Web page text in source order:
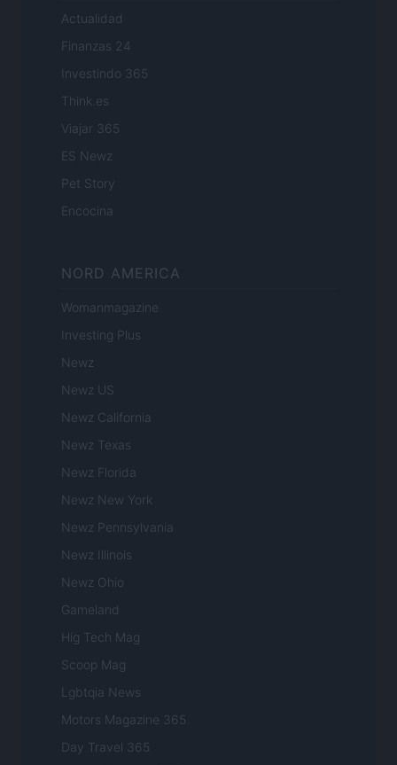
Actualidad
Finanzas 24
Investindo 365
Think.es
Viajar 365
ES Newz
Pet Story
Encocina
NORD AMERICA
Womanmagazine
Investing Plus
Newz
Newz US
Newz California
Newz Texas
Newz Florida
Newz New York
Newz Pennsylvania
Newz Illinois
Newz Ohio
Gameland
Hig Tech Mag
Scoop Mag
Lgbtqia News
Motors Magazine 365
Day Travel 365